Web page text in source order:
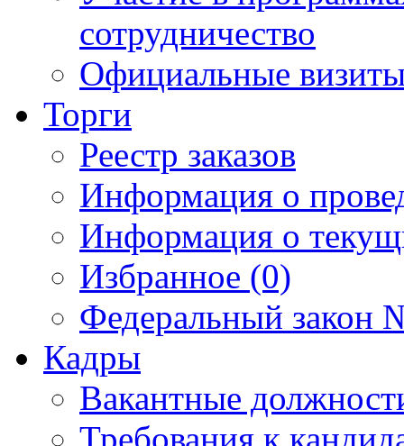
сотрудничество
Официальные
Торги
Реестр заказов
Информация о
Информация о
Избранное (0)
Федеральный закон
Кадры
Вакантные
Требования к